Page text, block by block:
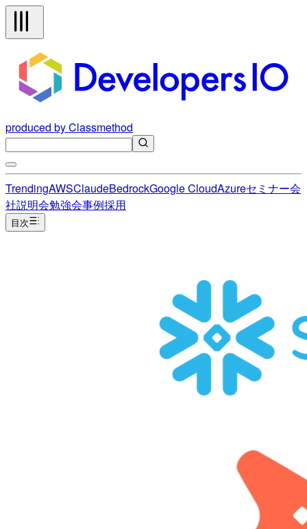
produced by Classmethod
TrendingAWSClaudeBedrockGoogle CloudAzureセミナー会
社説明会勉強会事例採用
目次